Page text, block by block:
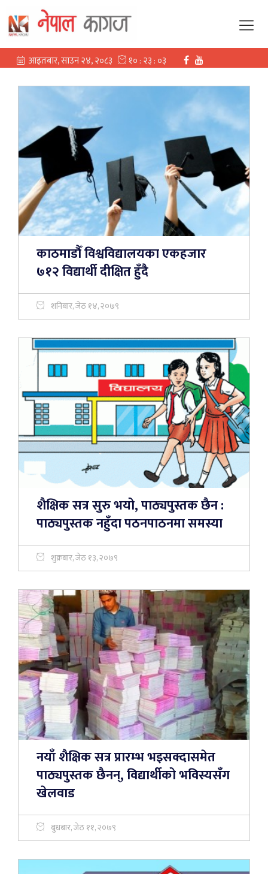
काठमाडौँ विश्वविद्यालयका एकहजार
७१२ विद्यार्थी दीक्षित हुँदै
शनिबार, जेठ १४, २०७९
शैक्षिक सत्र सुरु भयो, पाठ्यपुस्तक छैन :
पाठ्यपुस्तक नहुँदा पठनपाठनमा समस्या
शुक्रबार, जेठ १३, २०७९
नयाँ शैक्षिक सत्र प्रारम्भ भइसक्दासमेत
पाठ्यपुस्तक छैनन्, विद्यार्थीको भविस्यसँग
खेलवाड
बुधबार, जेठ ११, २०७९